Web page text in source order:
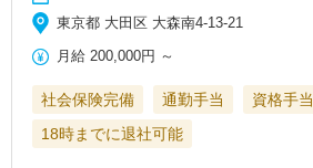
東京都 大田区 大森南4-13-21
月給 200,000円 ～
社会保険完備 通勤手当 資格手当
18時までに退社可能